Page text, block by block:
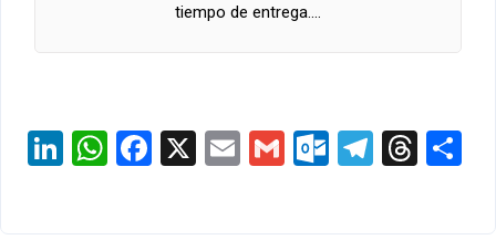
tiempo de entrega.…
LinkedIn
WhatsApp
Facebook
X EmailGmail